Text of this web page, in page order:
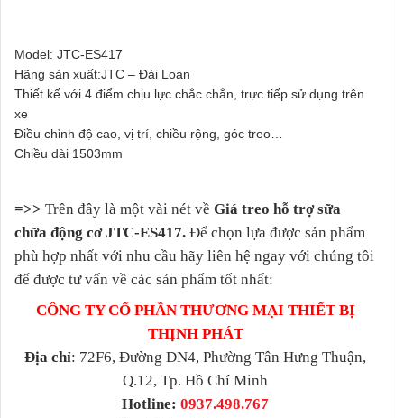
Model: JTC-ES417
Hãng sản xuất:JTC – Đài Loan
Thiết kế với 4 điểm chịu lực chắc chắn, trực tiếp sử dụng trên
xe
Điều chỉnh độ cao, vị trí, chiều rộng, góc treo…
Chiều dài 1503mm
=>> Trên đây là một vài nét về Giá treo hỗ trợ sữa
chữa động cơ JTC-ES417. Để chọn lựa được sản phẩm
phù hợp nhất với nhu cầu hãy liên hệ ngay với chúng tôi
để được tư vấn về các sản phẩm tốt nhất:
CÔNG TY CỔ PHẦN THƯƠNG MẠI THIẾT BỊ
THỊNH PHÁT
Địa chỉ: 72F6, Đường DN4, Phường Tân Hưng Thuận,
Q.12, Tp. Hồ Chí Minh
Hotline: 0937.498.767